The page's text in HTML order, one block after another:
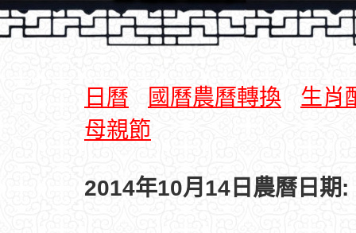
日曆 國曆農曆轉換
生肖
母親節
2014年10月14日農曆日期: